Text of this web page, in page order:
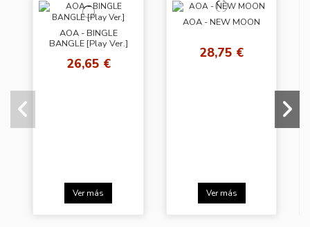
AOA - BINGLE
BANGLE [Play Ver.]
26,65 €
Ver más
AOA - NEW MOON
28,75 €
Ver más